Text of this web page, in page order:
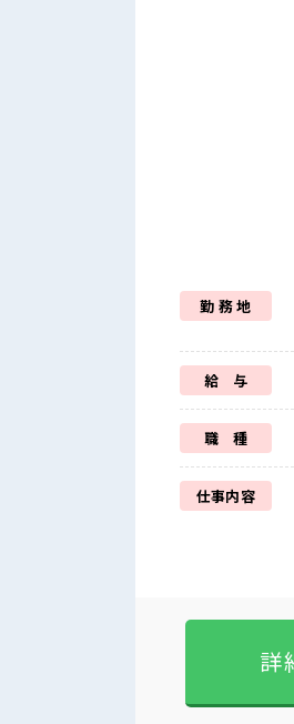
勤 務 地
給 与
職 種
仕事内容
詳